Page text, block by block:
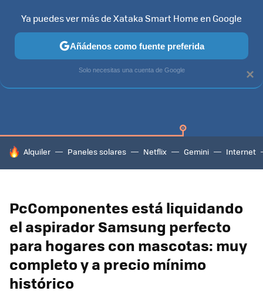
SAMSUNG SMART TV TIZEN SAMSUNG
HOY SE HABLA DE
Alquiler Paneles solares Netflix Gemini Internet
PcComponentes está liquidando
el aspirador Samsung perfecto
para hogares con mascotas: muy
completo y a precio mínimo
histórico
×
Ya puedes ver más de Xataka Smart Home en Google
Añádenos como fuente preferida
Solo necesitas una cuenta de Google